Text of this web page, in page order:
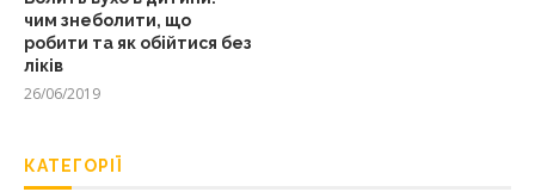
чим знеболити, що
робити та як обійтися без
ліків
26/06/2019
КАТЕГОРІЇ